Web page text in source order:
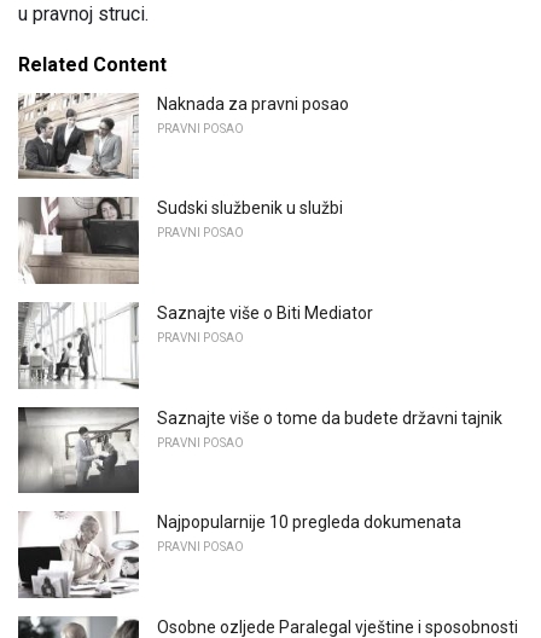
u pravnoj struci.
Related Content
Naknada za pravni posao
PRAVNI POSAO
Sudski službenik u službi
PRAVNI POSAO
Saznajte više o Biti Mediator
PRAVNI POSAO
Saznajte više o tome da budete državni tajnik
PRAVNI POSAO
Najpopularnije 10 pregleda dokumenata
PRAVNI POSAO
Osobne ozljede Paralegal vještine i sposobnosti